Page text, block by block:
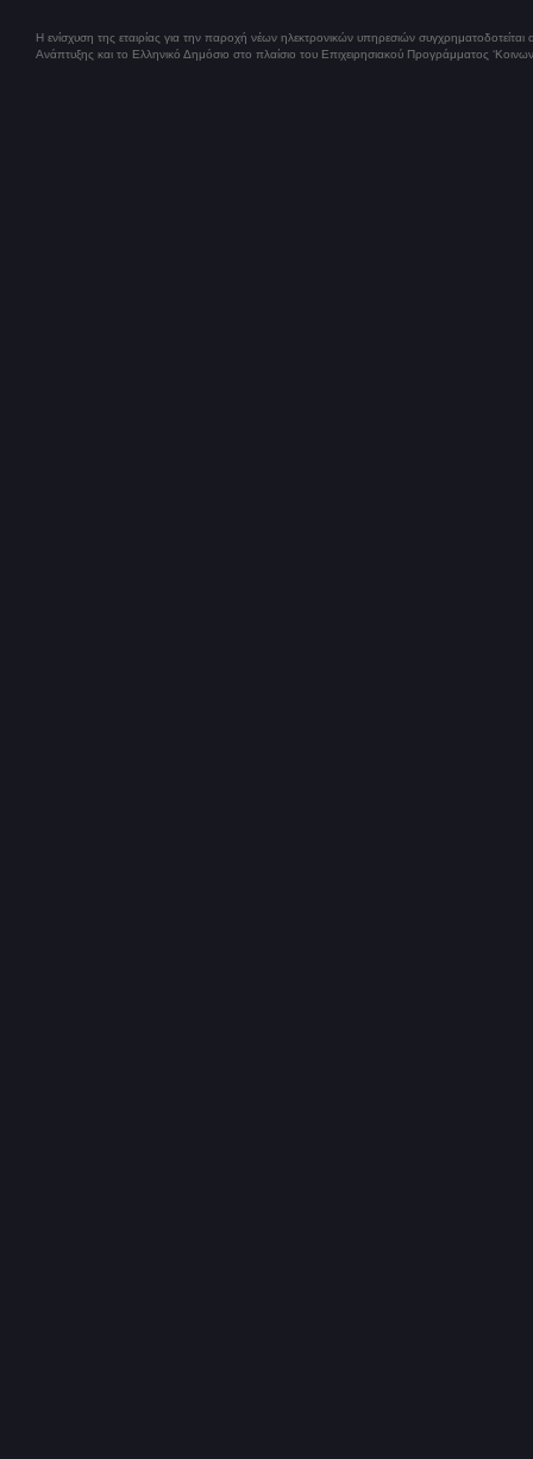
Η ενίσχυση της εταιρίας για την παροχή νέων ηλεκτρονικών υπηρεσιών
Ανάπτυξης και το Ελληνικό Δημόσιο στο πλαίσιο του Επιχειρησιακού Προγράμματος